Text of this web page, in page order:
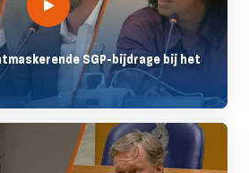
SGP-bijdrage bij het